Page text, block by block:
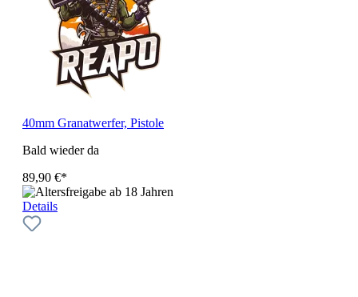
40mm Granatwerfer, Pistole
Bald wieder da
89,90 €*
Details